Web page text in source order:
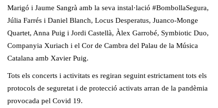
Marigó i Jaume Sangrà amb la seva instal·lació #BombollaSegura,
Júlia Farrés i Daniel Blanch, Locus Desperatus, Juanco-Monge
Quartet, Anna Puig i Jordi Castellà, Àlex Garrobé, Symbiotic Duo,
Companyia Xuriach i el Cor de Cambra del Palau de la Música
Catalana amb Xavier Puig.
Tots els concerts i activitats es regiran seguint estrictament tots els
protocols de seguretat i de protecció activats arran de la pandèmia
provocada pel Covid 19.